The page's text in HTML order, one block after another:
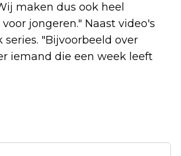
maken dus ook heel
jongeren." Naast video's
"Bijvoorbeeld over
iemand die een week leeft
OP TOT ONMIDDELLIJKE